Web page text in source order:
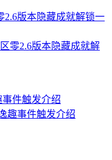
零2.6版本隐藏成就解
趣事件触发介绍